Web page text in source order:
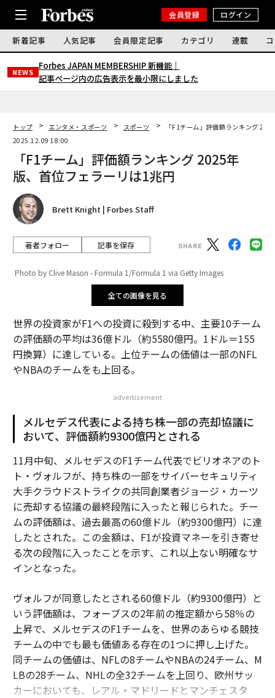
会員登録 ログイン
新着記事 人気記事 会員限定記事 カテゴリ 連載
NEWS
Forbes JAPAN MEMBERSHIP 新機能｜
記事ページ内の広告表示を最小限にしました
トップ エンタメ・スポーツ スポーツ
「F1チーム」評価額ランキング
2025.12.09 18:00
「F1チーム」評価額ランキング 2025年
版、首位フェラーリは1兆円
Brett Knight | Forbes Staff
著者フォロー 記事を保存
Photo by Clive Mason - Formula 1/Formula 1 via Getty Images
全ての画像を見る
世界の投資家がF1への投資に殺到する中、主要10チーム
の評価額の平均は36億ドル（約5580億円。1ドル＝155
円換算）に達している。上位チームの価値は一部のNFL
やNBAのチームをも上回る。
advertisement
メルセデス代表による持ち株一部の売却協議に
おいて、評価額約9300億円とされる
11月中旬、メルセデスのF1チーム代表でビリオネアのト
ト・ヴォルフが、持ち株の一部をサイバーセキュリティ
大手クラウドストライクの共同創業者ジョージ・カーツ
に売却する協議の最終段階に入ったと報じられた。チー
ムの評価額は、過去最高の60億ドル（約9300億円）に達
したとされた。この金額は、F1が投資マネーを引き寄せ
る次の段階に入ったことを示す、これ以上ない明確なサ
インとなった。
ヴォルフが同意したとされる60億ドル（約9300億円）と
いう評価額は、フォーブスの2年前の推定額から58％の
上昇で、メルセデスのF1チームを、世界のあらゆる競技
チームの中でも最も価値ある存在の1つに押し上げた。
同チームの価値は、NFLの8チームやNBAの24チーム、M
LBの28チーム、NHLの全32チームを上回り、欧州サッ
カーにおいても、レアル・マドリードとマンチェスタ